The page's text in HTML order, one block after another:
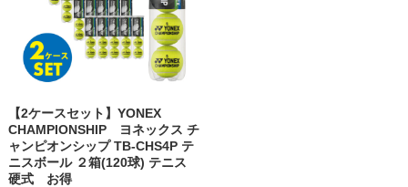
【2ケースセット】YONEX
CHAMPIONSHIP ヨネックス チ
ャンピオンシップ TB-CHS4P テ
ニスボール ２箱(120球) テニス
硬式 お得